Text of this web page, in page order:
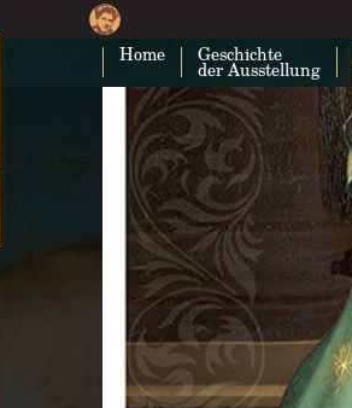
Home Geschichte
der Ausstellung